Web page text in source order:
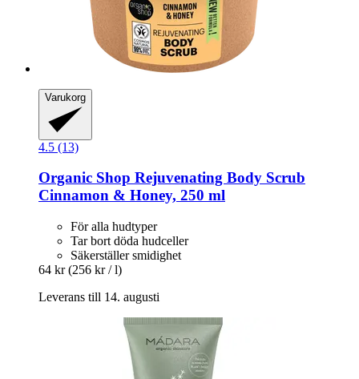
Varukorg
4.5 (13)
Organic Shop Rejuvenating Body Scrub
Cinnamon & Honey, 250 ml
För alla hudtyper
Tar bort döda hudceller
Säkerställer smidighet
64 kr (256 kr / l)
Leverans till 14. augusti